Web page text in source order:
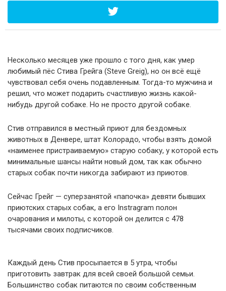
Несколько месяцев уже прошло с того дня, как умер
любимый пёс Стива Грейга (Steve Greig), но он всё ещё
чувствовал себя очень подавленным. Тогда-то мужчина и
решил, что может подарить счастливую жизнь какой-
нибудь другой собаке. Но не просто другой собаке.
Стив отправился в местный приют для бездомных
животных в Денвере, штат Колорадо, чтобы взять домой
«наименее пристраиваемую» старую собаку, у которой есть
минимальные шансы найти новый дом, так как обычно
старых собак почти никогда забирают из приютов.
Сейчас Грейг — суперзанятой «папочка» девяти бывших
приютских старых собак, а его Instragram полон
очарования и милоты, с которой он делится с 478
тысячами своих подписчиков.
Каждый день Стив просыпается в 5 утра, чтобы
приготовить завтрак для всей своей большой семьи.
Большинство собак питаются по своим собственным